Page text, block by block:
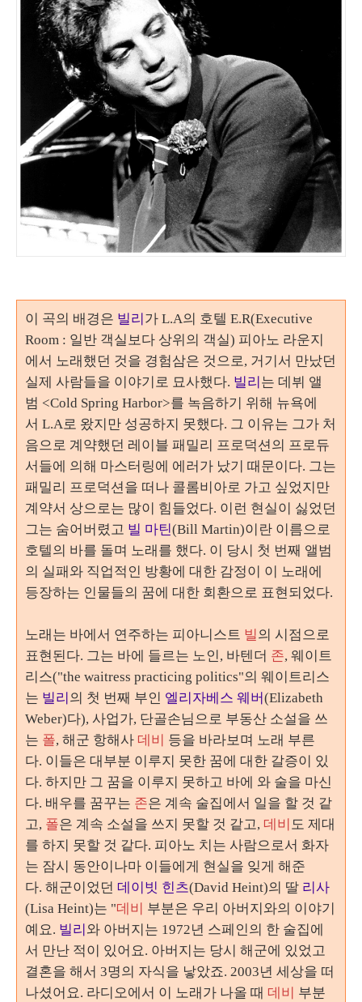
이 곡의 배경은 빌리 가 L.A의 호텔 E.R(Executive
Room : 일반 객실보다 상위의 객실) 피아노 라운지
에서 노래했던 것을 경험삼은 것으로, 거기서 만났던
실제 사람들을 이야기로 묘사했다. 빌리 는 데뷔 앨
범 <Cold Spring Harbor>를 녹음하기 위해 뉴욕에
서 L.A로 왔지만 성공하지 못했다. 그 이유는 그가 처
음으로 계약했던 레이블 패밀리 프로덕션의 프로듀
서들에 의해 마스터링에 에러가 났기 때문이다. 그는
패밀리 프로덕션을 떠나 콜롬비아로 가고 싶었지만
계약서 상으로는 많이 힘들었다. 이런 현실이 싫었던
그는 숨어버렸고 빌 마틴(Bill Martin)이란 이름으로
호텔의 바를 돌며 노래를 했다. 이 당시 첫 번째 앨범
의 실패와 직업적인 방황에 대한 감정이 이 노래에
등장하는 인물들의 꿈에 대한 회환으로 표현되었다.
노래는 바에서 연주하는 피아니스트 빌의 시점으로
표현된다. 그는 바에 들르는 노인, 바텐더 존, 웨이트
리스("the waitress practicing politics"의 웨이트리스
는 빌리 의 첫 번째 부인 엘리자베스 웨버(Elizabeth
Weber)다), 사업가, 단골손님으로 부동산 소설을 쓰
는 폴, 해군 항해사 데비 등을 바라보며 노래 부른
다. 이들은 대부분 이루지 못한 꿈에 대한 갈증이 있
다. 하지만 그 꿈을 이루지 못하고 바에 와 술을 마신
다. 배우를 꿈꾸는 존은 계속 술집에서 일을 할 것 같
고, 폴은 계속 소설을 쓰지 못할 것 같고, 데비 도 제대
를 하지 못할 것 같다. 피아노 치는 사람으로서 화자
는 잠시 동안이나마 이들에게 현실을 잊게 해준
다. 해군이었던 데이빗 힌츠(David Heint)의 딸 리사
(Lisa Heint)는 "데비 부분은 우리 아버지와의 이야기
예요. 빌리 와 아버지는 1972년 스페인의 한 술집에
서 만난 적이 있어요. 아버지는 당시 해군에 있었고
결혼을 해서 3명의 자식을 낳았죠. 2003년 세상을 떠
나셨어요. 라디오에서 이 노래가 나올 때 데비 부분